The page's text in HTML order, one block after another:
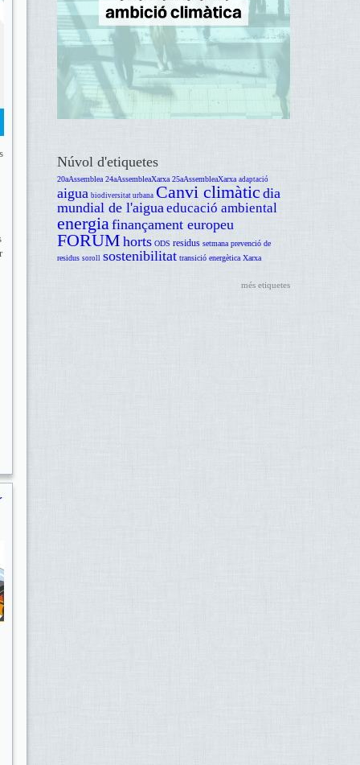
Núvol d'etiquetes
20aAssemblea 24aAssembleaXarxa 25aAssembleaXarxa adaptació
aigua biodiversitat urbana Canvi climàtic dia
mundial de l'aigua educació ambiental
energia finançament europeu
FORUM horts ODS residus setmana prevenció de
residus soroll sostenibilitat transició energètica Xarxa
més etiquetes